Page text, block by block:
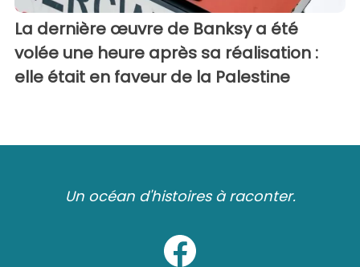
La dernière œuvre de Banksy a été
volée une heure après sa réalisation :
elle était en faveur de la Palestine
Un océan d'histoires à raconter.